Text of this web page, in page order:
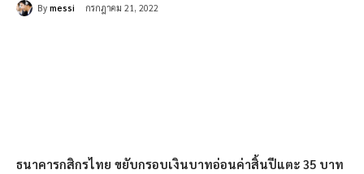
By messi กรกฎาคม 21, 2022
ธนาคารกสิกรไทย ขยับกรอบเงินบาทอ่อนค่าสิ้นปีแตะ 35 บาท